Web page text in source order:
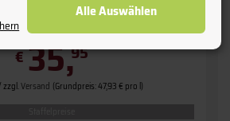
€35,95
zzgl.Versand (Grundpreis: 47,93 € pro l)
Alle Auswählen